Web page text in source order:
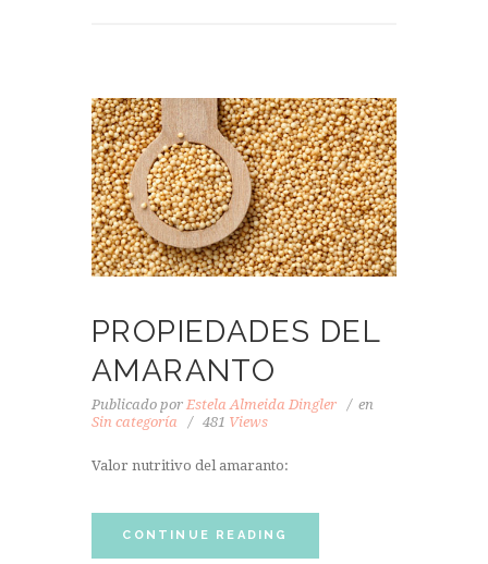
PROPIEDADES DEL
AMARANTO
Publicado por Estela Almeida Dingler
en
Sin categoría
481 Views
Valor nutritivo del amaranto:
CONTINUE READING